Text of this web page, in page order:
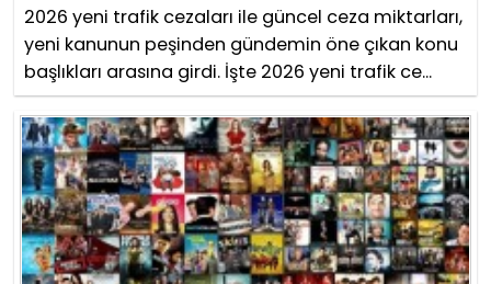
2026 yeni trafik cezaları ile güncel ceza miktarları,
yeni kanunun peşinden gündemin öne çıkan konu
başlıkları arasına girdi. İşte 2026 yeni trafik ce...